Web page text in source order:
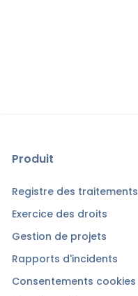
Produit
Registre des traitements
Exercice des droits
Gestion de projets
Rapports d'incidents
Consentements cookies